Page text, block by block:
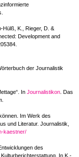
Hülß, K., Rieger, D. &
Development and
der Journalistik
In Journalistikon . Das
Im Werk des
und Literatur. Journalistik,
kaestner/
des
In K.-